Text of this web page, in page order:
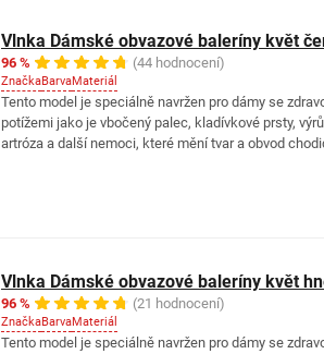
Vlnka Dámské obvazové baleríny květ
96 % (44 hodnocení)
ZnačkaBarvaMateriál
Tento model je speciálně navržen pro dámy se
potížemi jako je vbočený palec, kladívkové prsty,
artróza a další nemoci, které mění tvar a obvod
Vlnka Dámské obvazové baleríny květ
96 % (21 hodnocení)
ZnačkaBarvaMateriál
Tento model je speciálně navržen pro dámy se